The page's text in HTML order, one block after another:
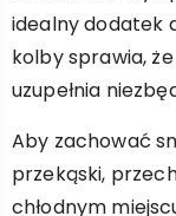
idealny dodatek
kolby sprawia,
uzupełnia
Aby zachować
przekąski,
chłodnym